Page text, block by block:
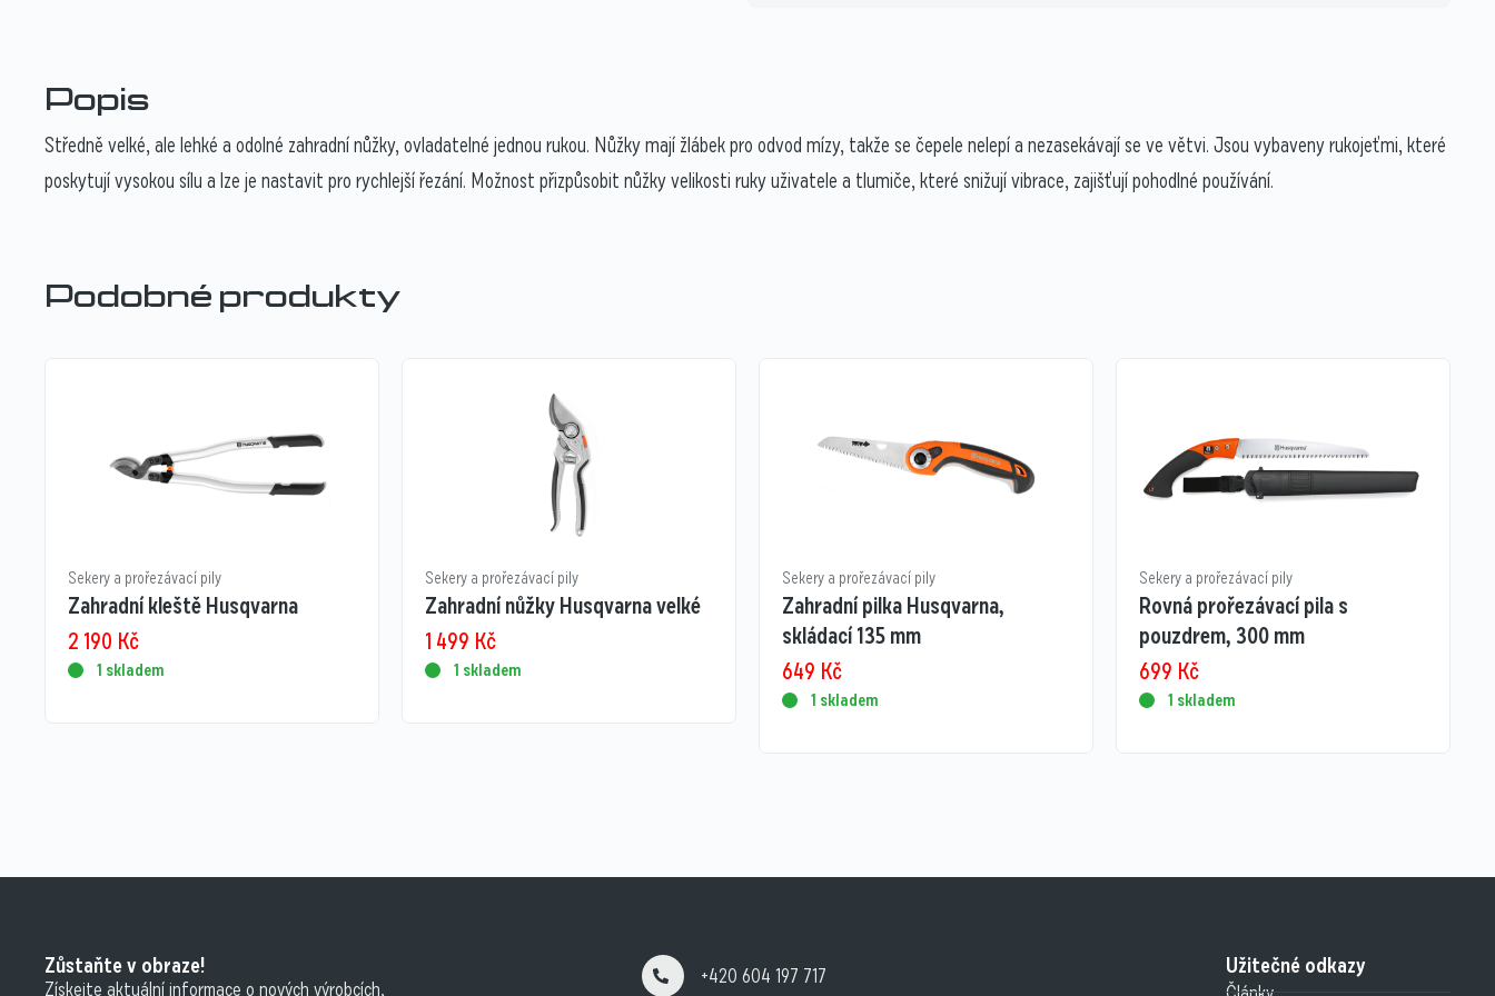
Popis
Středně velké, ale lehké a odolné zahradní nůžky, ovladatelné jednou rukou. Nůžky mají žlábek pro odvod mízy, takže se čepele nelepí a nezasekávají se ve větvi. Jsou vybaveny rukojeťmi, které
poskytují vysokou sílu a lze je nastavit pro rychlejší řezání. Možnost přizpůsobit nůžky velikosti ruky uživatele a tlumiče, které snižují vibrace, zajišťují pohodlné používání.
Podobné produkty
Sekery a prořezávací pily
Zahradní kleště Husqvarna
2 190 Kč
1 skladem
Sekery a prořezávací pily
Zahradní nůžky Husqvarna velké
1 499 Kč
1 skladem
Sekery a prořezávací pily
Zahradní pilka Husqvarna,
skládací 135 mm
649 Kč
1 skladem
Sekery a prořezávací pily
Rovná prořezávací pila s
pouzdrem, 300 mm
699 Kč
1 skladem
Zůstaňte v obraze!
Získejte aktuální informace o nových výrobcích, +420 604 197 717 Užitečné odkazy